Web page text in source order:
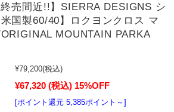
売間近!!】SIERRA DESIGNS シ
国製60/40】ロクヨンクロス マ
MOUNTAIN PARKA
¥79,200(税込)
¥67,320 (税込) 15%OFF
[ポイント還元 5,385ポイント～]